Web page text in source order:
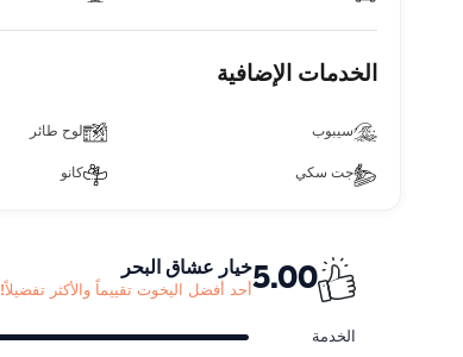
الخدمات الإضافية
سيبوب لوح طائر
جت سكي كانو
5.00خيار عشاق البحر
أحد أفضل اليخوت تقييماً والأكثر تفضيلاً!
الخدمة